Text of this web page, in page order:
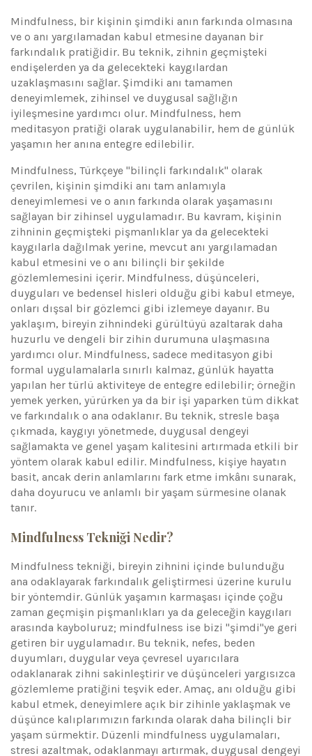
Mindfulness, bir kişinin şimdiki anın farkında olmasına
ve o anı yargılamadan kabul etmesine dayanan bir
farkındalık pratiğidir. Bu teknik, zihnin geçmişteki
endişelerden ya da gelecekteki kaygılardan
uzaklaşmasını sağlar. Şimdiki anı tamamen
deneyimlemek, zihinsel ve duygusal sağlığın
iyileşmesine yardımcı olur. Mindfulness, hem
meditasyon pratiği olarak uygulanabilir, hem de günlük
yaşamın her anına entegre edilebilir.
Mindfulness, Türkçeye "bilinçli farkındalık" olarak
çevrilen, kişinin şimdiki anı tam anlamıyla
deneyimlemesi ve o anın farkında olarak yaşamasını
sağlayan bir zihinsel uygulamadır. Bu kavram, kişinin
zihninin geçmişteki pişmanlıklar ya da gelecekteki
kaygılarla dağılmak yerine, mevcut anı yargılamadan
kabul etmesini ve o anı bilinçli bir şekilde
gözlemlemesini içerir. Mindfulness, düşünceleri,
duyguları ve bedensel hisleri olduğu gibi kabul etmeye,
onları dışsal bir gözlemci gibi izlemeye dayanır. Bu
yaklaşım, bireyin zihnindeki gürültüyü azaltarak daha
huzurlu ve dengeli bir zihin durumuna ulaşmasına
yardımcı olur. Mindfulness, sadece meditasyon gibi
formal uygulamalarla sınırlı kalmaz, günlük hayatta
yapılan her türlü aktiviteye de entegre edilebilir; örneğin
yemek yerken, yürürken ya da bir işi yaparken tüm dikkat
ve farkındalık o ana odaklanır. Bu teknik, stresle başa
çıkmada, kaygıyı yönetmede, duygusal dengeyi
sağlamakta ve genel yaşam kalitesini artırmada etkili bir
yöntem olarak kabul edilir. Mindfulness, kişiye hayatın
basit, ancak derin anlamlarını fark etme imkânı sunarak,
daha doyurucu ve anlamlı bir yaşam sürmesine olanak
tanır.
Mindfulness Tekniği Nedir?
Mindfulness tekniği, bireyin zihnini içinde bulunduğu
ana odaklayarak farkındalık geliştirmesi üzerine kurulu
bir yöntemdir. Günlük yaşamın karmaşası içinde çoğu
zaman geçmişin pişmanlıkları ya da geleceğin kaygıları
arasında kayboluruz; mindfulness ise bizi "şimdi"ye geri
getiren bir uygulamadır. Bu teknik, nefes, beden
duyumları, duygular veya çevresel uyarıcılara
odaklanarak zihni sakinleştirir ve düşünceleri yargısızca
gözlemleme pratiğini teşvik eder. Amaç, anı olduğu gibi
kabul etmek, deneyimlere açık bir zihinle yaklaşmak ve
düşünce kalıplarımızın farkında olarak daha bilinçli bir
yaşam sürmektir. Düzenli mindfulness uygulamaları,
stresi azaltmak, odaklanmayı artırmak, duygusal dengeyi